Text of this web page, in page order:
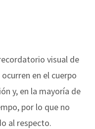
visual de
en el cuerpo
y, en la mayoría de
por lo que no
al respecto.